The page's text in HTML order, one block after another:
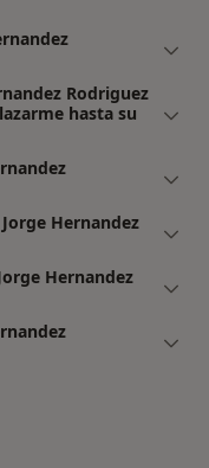
Rodriguez
hasta su
Hernandez
Hernandez